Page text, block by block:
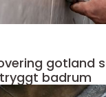
så skapar du ett
badrum